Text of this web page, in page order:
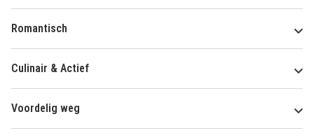
Romantisch
Culinair & Actief
Voordelig weg